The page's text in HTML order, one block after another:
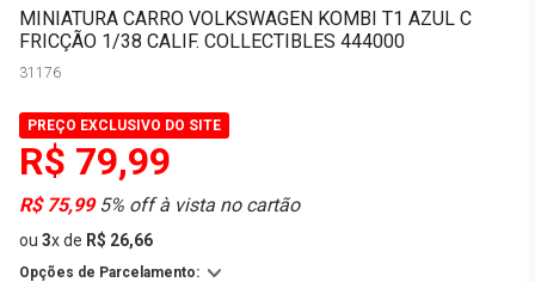
MINIATURA CARRO VOLKSWAGEN KOMBI T1 AZUL C
FRICÇÃO 1/38 CALIF. COLLECTIBLES 444000
31176
PREÇO EXCLUSIVO DO SITE
R$ 79,99
R$ 75,995% off à vista no cartão
ou 3xde R$ 26,66
Opções de Parcelamento: